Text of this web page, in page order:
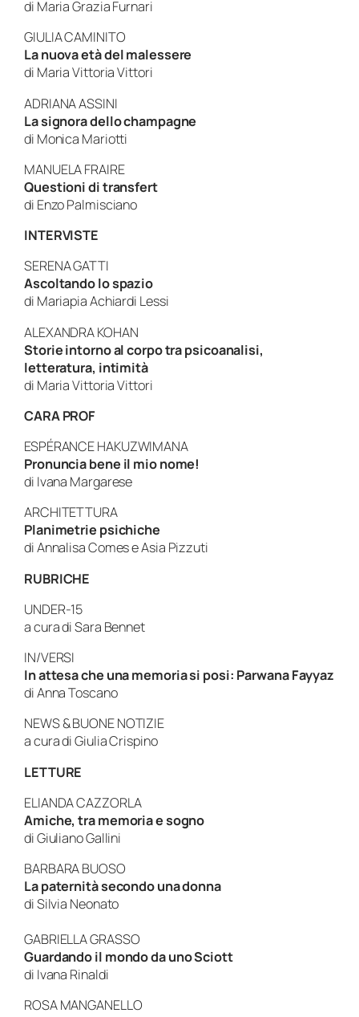
di Maria Grazia Furnari
GIULIA CAMINITO
La nuova età del malessere
di Maria Vittoria Vittori
ADRIANA ASSINI
La signora dello champagne
di Monica Mariotti
MANUELA FRAIRE
Questioni di transfert
di Enzo Palmisciano
INTERVISTE
SERENA GATTI
Ascoltando lo spazio
di Mariapia Achiardi Lessi
ALEXANDRA KOHAN
Storie intorno al corpo tra psicoanalisi,
letteratura, intimità
di Maria Vittoria Vittori
CARA PROF
ESPÉRANCE HAKUZWIMANA
Pronuncia bene il mio nome!
di Ivana Margarese
ARCHITETTURA
Planimetrie psichiche
diAnnalisa Comes e Asia Pizzuti
RUBRICHE
UNDER-15
a cura diSara Bennet
IN/VERSI
In attesa che una memoria si posi: Parwana Fayyaz
diAnna Toscano
NEWS & BUONE NOTIZIE
a cura diGiulia Crispino
LETTURE
ELIANDA CAZZORLA
Amiche, tra memoria e sogno
diGiuliano Gallini
BARBARA BUOSO
La paternità secondo una donna
diSilvia Neonato
GABRIELLA GRASSO
Guardando il mondo da uno Sciott
di Ivana Rinaldi
ROSA MANGANELLO